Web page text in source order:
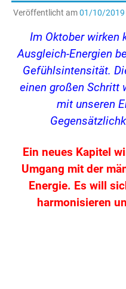
Veröffentlicht am01/10/2019
Im Oktober wirken
Ausgleich-Energien
Gefühlsintensität.
einen großen Schritt
mit unseren
Ein neues Kapitel
Umgang mit der
Energie. Es will
harmonisieren